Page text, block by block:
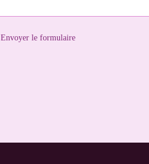
Envoyer le formulaire